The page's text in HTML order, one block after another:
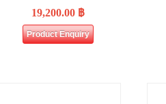
19,200.00 ฿
Product Enquiry